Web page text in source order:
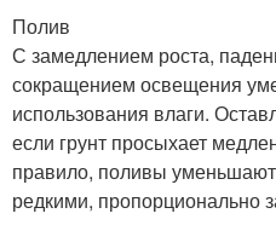
Полив
С замедлением роста,
сокращением освещения
использования влаги.
если грунт просыхает
правило, поливы
редкими, пропорционально